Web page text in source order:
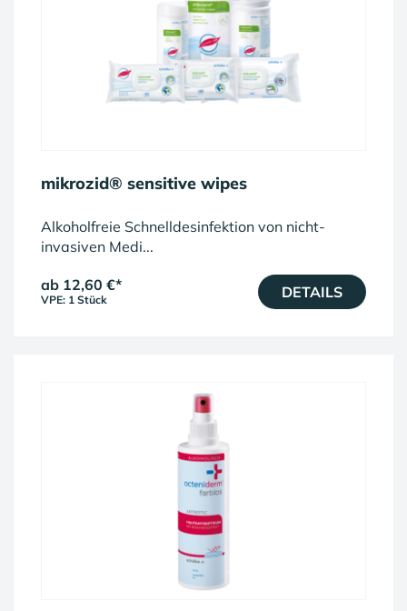
mikrozid® sensitive wipes
Alkoholfreie Schnelldesinfektion von nicht-
invasiven Medi...
ab 12,60 €*
VPE: 1 Stück DETAILS